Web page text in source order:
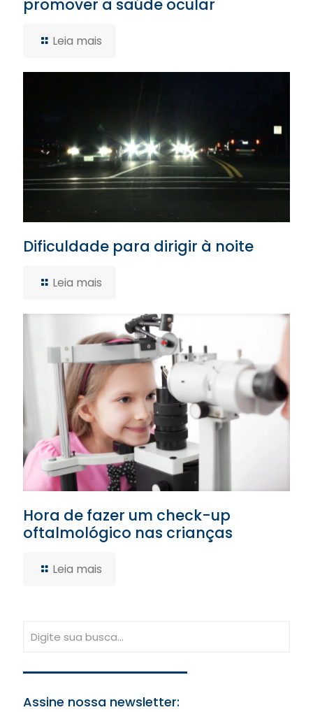
promover a saúde ocular
Leia mais
Dificuldade para dirigir à noite
Leia mais
Hora de fazer um check-up
oftalmológico nas crianças
Leia mais
Assine nossa newsletter: